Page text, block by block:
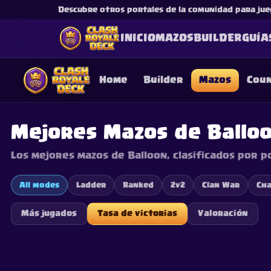
Descubre otros portales de la comunidad para
INICIOMAZOSBUILDER
Home Builder Mazos
Mejores Mazos de
Los mejores mazos de Balloon, clasificados
All modes Ladder Ranked 2v2 Clan War
Más jugados Tasa de victorias Valoración
This content is not